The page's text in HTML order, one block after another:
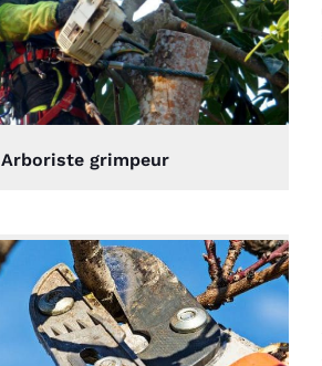
Arboriste grimpeur
sécurité assurée. Le
chantier a été laissé propre.
Je n'hésiterai pas à vous
recontacter.